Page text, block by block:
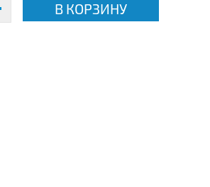
В КОРЗИНУ